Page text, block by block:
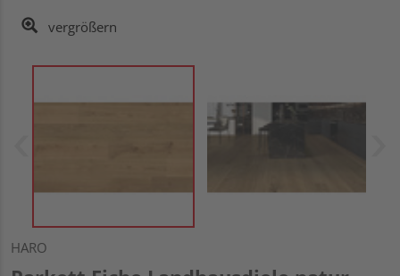
vergrößern
HARO